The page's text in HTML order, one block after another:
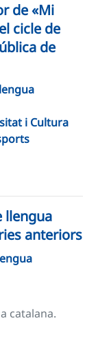
de «Mi
cicle de
de
i Cultura
llengua
anteriors
catalana.